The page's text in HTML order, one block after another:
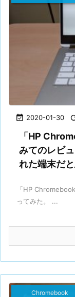
 2020-01-30
「HP
みてのレビ
れた端末だ
「HP
ってみた。 ...
Chromebook